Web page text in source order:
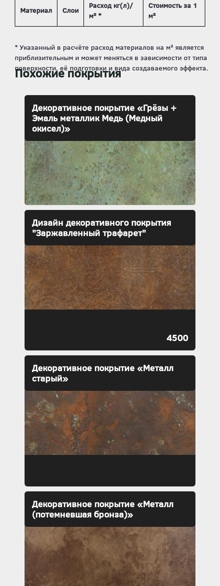
Материал Слои
Расход кг(л)/
м² *
Стоимость за 1
м²
Похожие покрытия
Декоративное покрытие «Грёзы +
Эмаль металлик Медь (Медный
окисел)»
Дизайн декоративного покрытия
"Заржавленный трафарет"
4500
Декоративное покрытие «Металл
старый»
Декоративное покрытие «Металл
(потемневшая бронза)»